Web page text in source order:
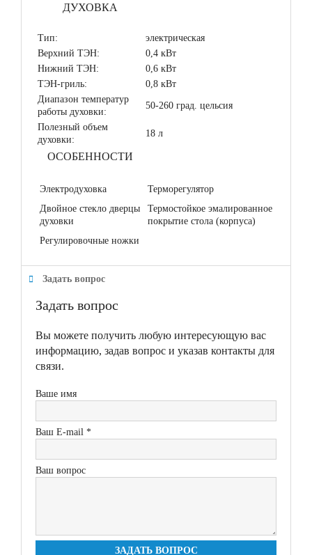
ДУХОВКА
Тип:
электрическая
Верхний ТЭН:
0,4 кВт
Нижний ТЭН:
0,6 кВт
ТЭН-гриль:
0,8 кВт
Диапазон температур
работы духовки:
50-260 град. цельсия
Полезный объем
духовки:
18 л
ОСОБЕННОСТИ
Электродуховка
Терморегулятор
Двойное стекло дверцы
духовки
Термостойкое эмалированное
покрытие стола (корпуса)
Регулировочные ножки
Задать вопрос
Задать вопрос
Вы можете получить любую интересующую вас
информацию, задав вопрос и указав контакты для
связи.
Ваше имя
Ваш E-mail *
Ваш вопрос
ЗАДАТЬ ВОПРОС